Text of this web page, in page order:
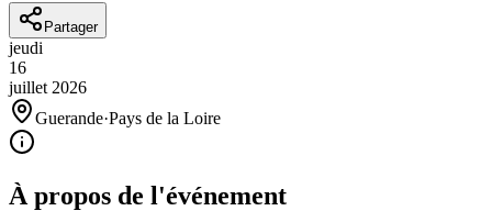
Partager
jeudi
16
juillet 2026
Guerande·Pays de la Loire
À propos de l'événement